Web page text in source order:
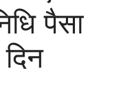
पैसा